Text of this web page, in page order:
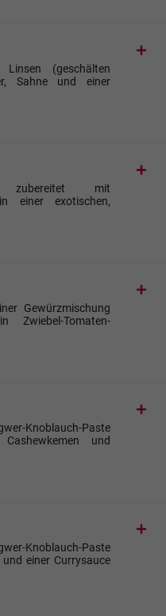
(geschälten
Sahne und einer
zubereitet mit
einer exotischen,
Gewürzmischung
Zwiebel-Tomaten-
Knoblauch-Paste
und
Knoblauch-Paste
einer Currysauce